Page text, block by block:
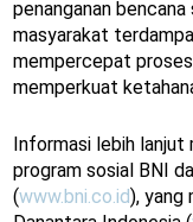
penanganan
masyarakat
mempercepat
memperkuat
Informasi lebih lanjut
program sosial BNI
(www.bni.co.id), yang